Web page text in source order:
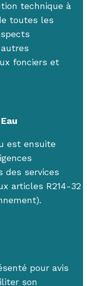
technique à
toutes les
fonciers et
est ensuite
des services
articles R214-32
pour avis
son